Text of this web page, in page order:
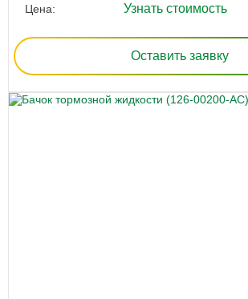
Цена: Узнать стоимость
Оставить заявку